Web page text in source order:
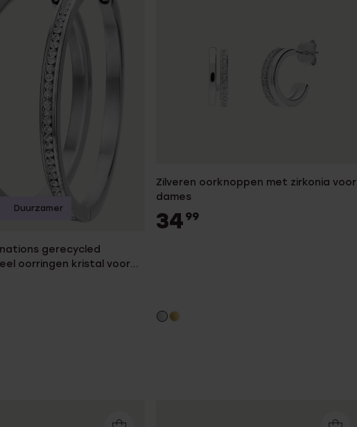
gerecycled
oorringen kristal voor
Duurzamer
Zilveren oorknoppen met zirkonia voor
dames
34 99